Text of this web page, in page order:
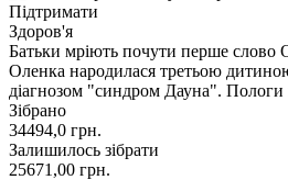
Підтримати
Здоров'я
Батьки мріють почути перше слово
Оленка народилася третьою
діагнозом "синдром Дауна". Пологи
Зібрано
34494,0 грн.
Залишилось зібрати
25671,00 грн.